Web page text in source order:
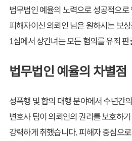
법무법인 예율의 노력으로 성공적으
피해자이신 의뢰인 님은 원하시는 보
1심에서 상간녀는 모든 혐의를 유죄
법무법인 예율의 차별점
성폭행 및 합의 대행 분야에서 수년간
변호사 팀이 의뢰인의 권리를 보호하
강력하게 취했습니다. 피해자 중심으